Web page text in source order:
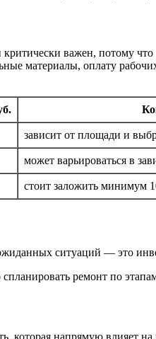
важен, потому
материалы, оплату
зависит от площади и
может варьироваться в
стоит заложить минимум
ситуаций — это